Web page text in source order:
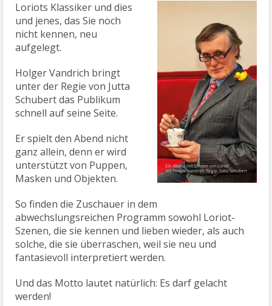
Loriots Klassiker und dies
und jenes, das Sie noch
nicht kennen, neu
aufgelegt.
Holger Vandrich bringt
unter der Regie von Jutta
Schubert das Publikum
schnell auf seine Seite.
Er spielt den Abend nicht
ganz allein, denn er wird
unterstützt von Puppen,
Masken und Objekten.
So finden die Zuschauer in dem
abwechslungsreichen Programm sowohl Loriot-
Szenen, die sie kennen und lieben wieder, als auch
solche, die sie überraschen, weil sie neu und
fantasievoll interpretiert werden.
Und das Motto lautet natürlich: Es darf gelacht
werden!